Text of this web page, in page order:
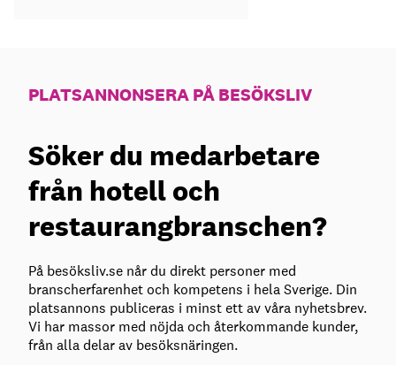
PLATSANNONSERA PÅ BESÖKSLIV
Söker du medarbetare
från hotell och
restaurangbranschen?
På besöksliv.se når du direkt personer med
branscherfarenhet och kompetens i hela Sverige. Din
platsannons publiceras i minst ett av våra nyhetsbrev.
Vi har massor med nöjda och återkommande kunder,
från alla delar av besöksnäringen.